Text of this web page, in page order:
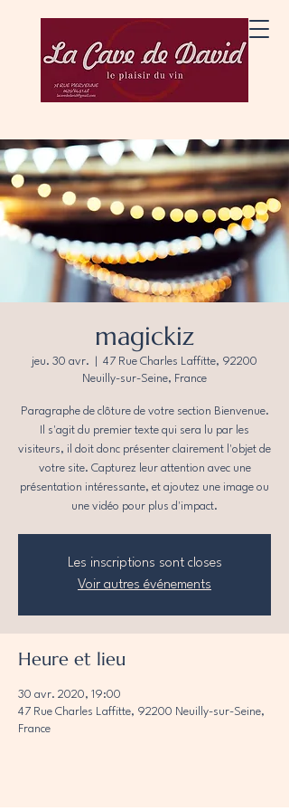
magickiz
jeu. 30 avr.
47 Rue Charles Laffitte, 92200
Neuilly-sur-Seine, France
Paragraphe de clôture de votre section Bienvenue.
Il s'agit du premier texte qui sera lu par les
visiteurs, il doit donc présenter clairement l'objet de
votre site. Capturez leur attention avec une
présentation intéressante, et ajoutez une image ou
une vidéo pour plus d'impact.
Les inscriptions sont closes
Voir autres événements
Heure et lieu
30 avr. 2020, 19:00
47 Rue Charles Laffitte, 92200 Neuilly-sur-Seine,
France